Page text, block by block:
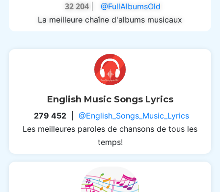
32 204
@FullAlbumsOld
La meilleure chaîne d'albums musicaux
English Music Songs Lyrics
279 452| @English_Songs_Music_Lyrics
Les meilleures paroles de chansons de tous les
temps!